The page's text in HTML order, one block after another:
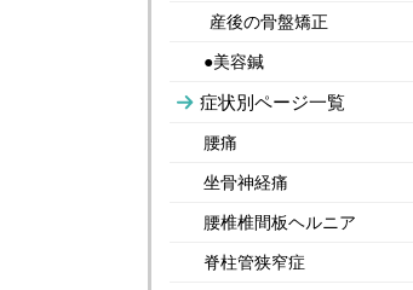
産後の骨盤矯正
●美容鍼
症状別ページ一覧
腰痛
坐骨神経痛
腰椎椎間板ヘルニア
脊柱管狭窄症